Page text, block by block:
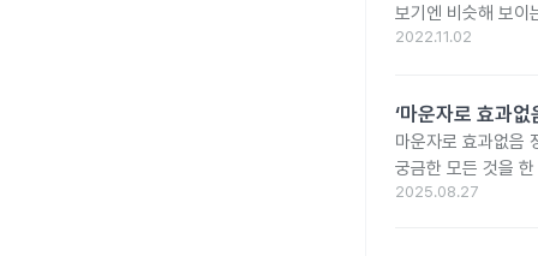
보기엔 비슷해 보이
2022.11.02
‘마운자로 효과
마운자로 효과없음
궁금한 모든 것을
2025.08.27